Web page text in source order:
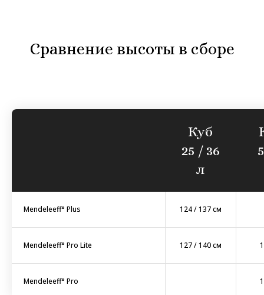
Сравнение высоты в сборе
Куб
25 / 36
л
Mendeleeff° Plus 124 / 137 см
Mendeleeff° Pro Lite 127 / 140 см
Mendeleeff° Pro